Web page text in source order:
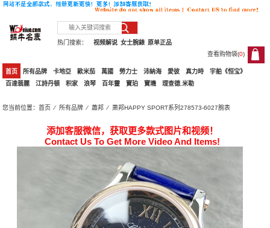
热门搜索： 原单正品
女士腕錶
视频解说
查看购物袋(0)
0
首页 所有品牌 卡地亞 歐米茄 萬國 勞力士 沛納海 愛彼 真力時
宇舶《恒宝》
百達翡麗
江詩丹頓 积家 浪琴 百年靈 寶珀 寶璣 理查德.米勒
您当前位置：首页 ⁄所有品牌 ⁄蕭邦 ⁄ 萧邦HAPPY SPORT系列278573-6027腕表
添加客服微信，获取更多款式图片和视频！
Contact Us To Get More Video And Items!